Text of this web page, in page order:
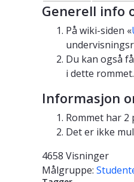
Generell info
På wiki-siden «
Du kan også
i dette rommet.
Informasjon
Rommet har
Det er ikke
4658 Visninger
Målgruppe: